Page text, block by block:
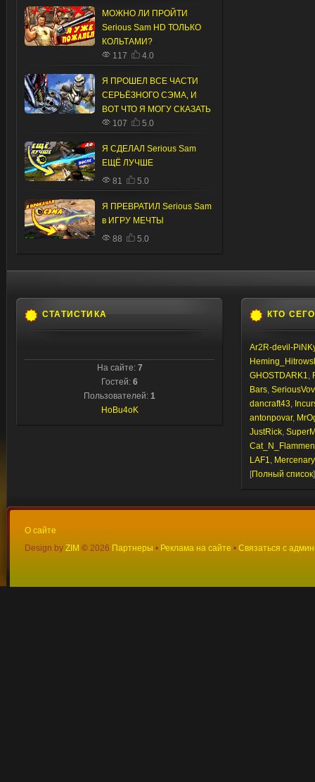
МОЖНО ЛИ ПРОЙТИ
Serious Sam HD ТОЛЬКО
КОЛЬТАМИ?
117
4.0
Я ПРОШЕЛ ВСЕ ЧАСТИ
СЕРЬЁЗНОГО СЭМА, И
ВОТ ЧТО Я МОГУ СКАЗАТЬ
107
5.0
Я СДЕЛАЛ Serious Sam
ЕЩЁ ЛУЧШЕ
81
5.0
Я ПРЕВРАТИЛ Serious Sam
в ИГРУ МЕЧТЫ
88
5.0
СТАТИСТИКА
На сайте: 7
Гостей: 6
Пользователей: 1
HoBu4oK
КТО
Ar2R-devil-
GHOSTDARK1,
Bars,
dancraft43,
antonpovar,
JustRick,
Cat_N_Flammen
LAF1,
[Полный список]
О сайте
Design by ZIM © 2026 Партнеры • Реклама на сайте • Связаться с